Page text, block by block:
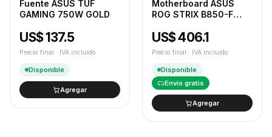
Fuente ASUS TUF
GAMING 750W GOLD
US$ 137.5
Precio final · IVA incluido
Disponible
Agregar
Motherboard ASUS
ROG STRIX B850-F
US$ 406.1
Precio final · IVA incluido
Disponible
Envío gratis
Agregar